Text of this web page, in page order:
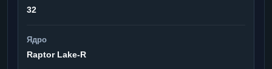
32
Ядро
Raptor Lake-R